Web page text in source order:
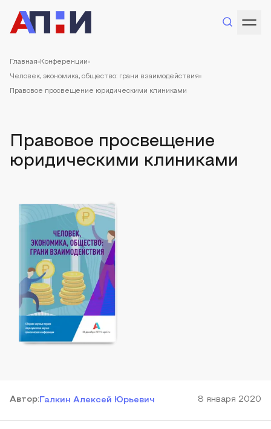
Главная Конференции
Человек, экономика, общество: грани взаимодействия
Правовое просвещение юридическими клиниками
Правовое просвещение
юридическими клиниками
Автор:Галкин Алексей Юрьевич 8 января 2020